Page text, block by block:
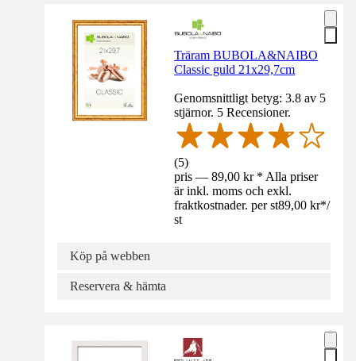
Träram BUBOLA&NAIBO
Classic guld 21x29,7cm
Genomsnittligt betyg: 3.8 av 5
stjärnor. 5 Recensioner.
(5)
pris — 89,00 kr * Alla priser
är inkl. moms och exkl.
fraktkostnader. per st89,00 kr*/
st
Köp på webben
Reservera & hämta